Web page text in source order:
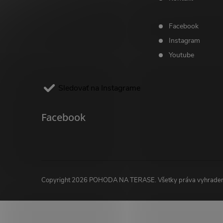
Sledovať na Instagrame
Facebook
Instagram
Youtube
Facebook
Copyright 2026 POHODA NA TERASE. Všetky práva